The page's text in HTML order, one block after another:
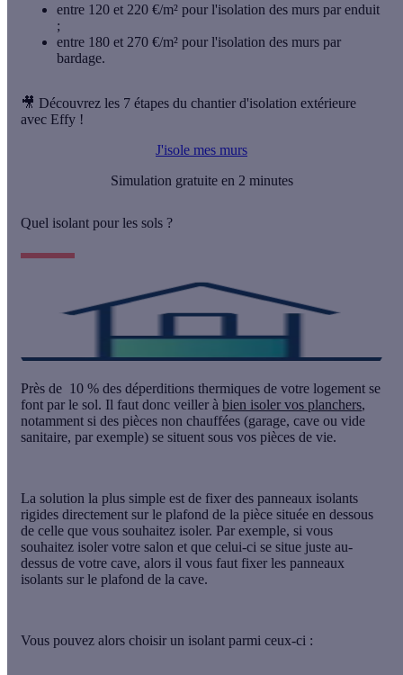
entre 120 et 220 €/m² pour l'isolation des murs par enduit
;
entre 180 et 270 €/m² pour l'isolation des murs par
bardage.
🎥 Découvrez les 7 étapes du chantier d'isolation extérieure
avec Effy !
J'isole mes murs
Simulation gratuite en 2 minutes
Quel isolant pour les sols ?
Près de 10 % des déperditions thermiques de votre logement se
font par le sol. Il faut donc veiller à bien isoler vos planchers,
notamment si des pièces non chauffées (garage, cave ou vide
sanitaire, par exemple) se situent sous vos pièces de vie.
La solution la plus simple est de fixer des panneaux isolants
rigides directement sur le plafond de la pièce située en dessous
de celle que vous souhaitez isoler. Par exemple, si vous
souhaitez isoler votre salon et que celui-ci se situe juste au-
dessus de votre cave, alors il vous faut fixer les panneaux
isolants sur le plafond de la cave.
Vous pouvez alors choisir un isolant parmi ceux-ci :